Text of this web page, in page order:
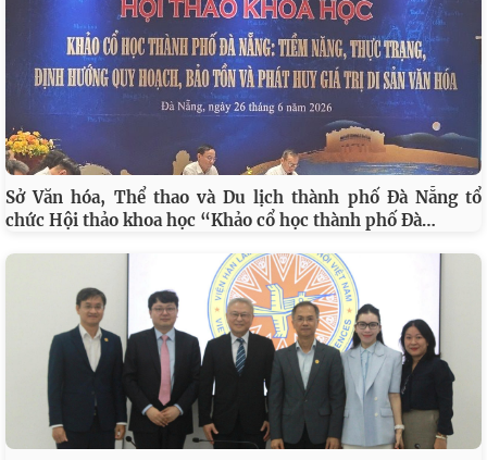
Sở Văn hóa, Thể thao và Du lịch thành phố Đà Nẵng tổ
chức Hội thảo khoa học “Khảo cổ học thành phố Đà…